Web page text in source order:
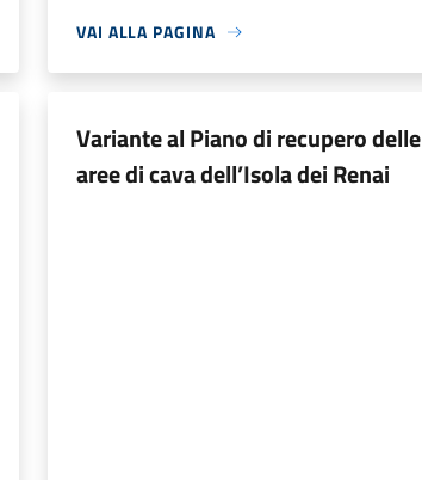
VAI ALLA PAGINA
Variante al Piano di recupero delle
aree di cava dell’Isola dei Renai